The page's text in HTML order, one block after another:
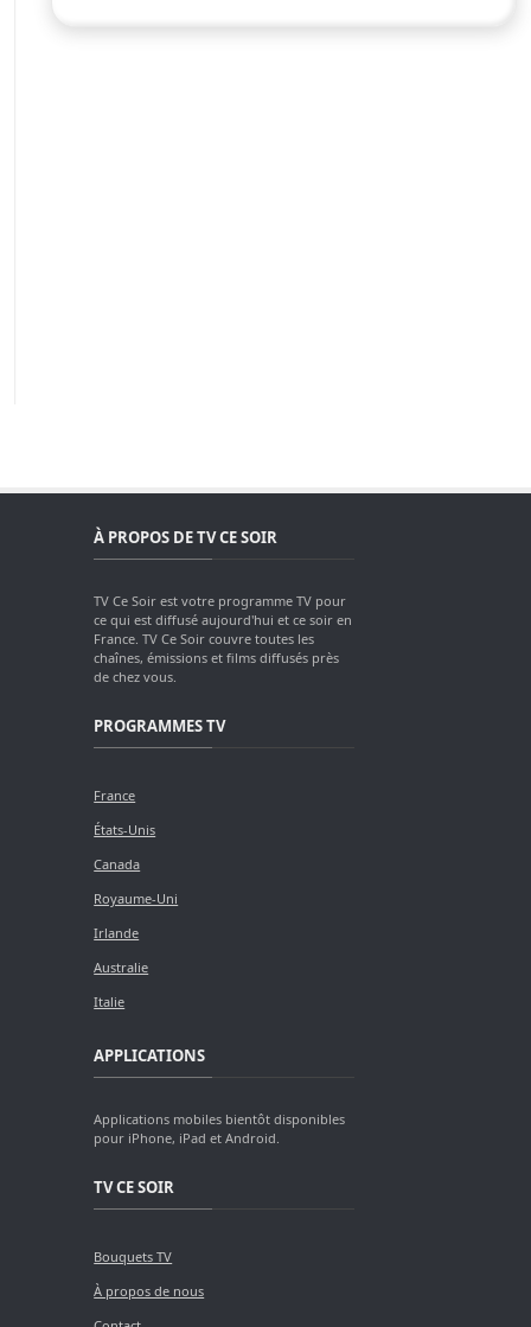
À PROPOS DE TV CE SOIR
TV Ce Soir est votre programme TV pour
ce qui est diffusé aujourd'hui et ce soir en
France. TV Ce Soir couvre toutes les
chaînes, émissions et films diffusés près
de chez vous.
PROGRAMMES TV
France
États-Unis
Canada
Royaume-Uni
Irlande
Australie
Italie
APPLICATIONS
Applications mobiles bientôt disponibles
pour iPhone, iPad et Android.
TV CE SOIR
Bouquets TV
À propos de nous